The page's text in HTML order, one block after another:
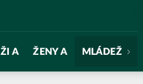
A ŽENY A MLÁDEŽ